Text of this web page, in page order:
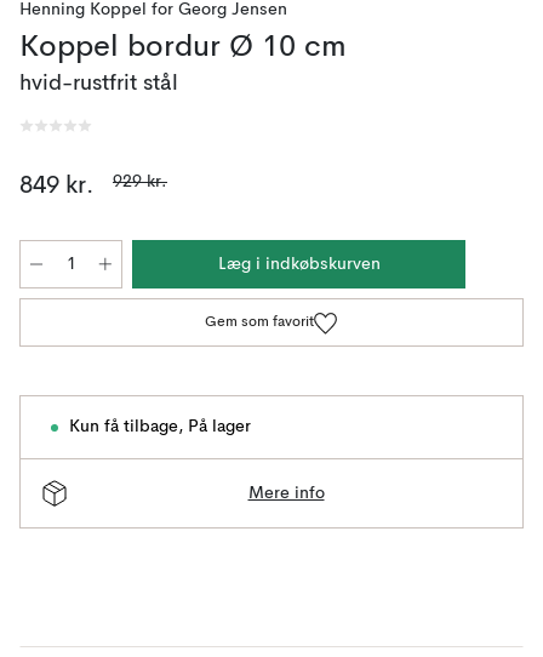
Henning Koppel for Georg Jensen
Koppel bordur Ø 10 cm
hvid-rustfrit stål
849 kr. 929 kr.
Læg i indkøbskurven
Gem som favorit
Kun få tilbage, På lager
Mere info